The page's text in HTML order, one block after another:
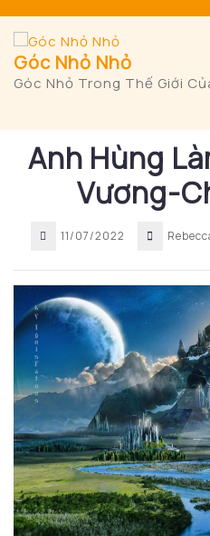
to
content
Góc Nhỏ Nhỏ
Góc Nhỏ Trong Thế Giới
Anh Hùng
Vương-
11/07/2022